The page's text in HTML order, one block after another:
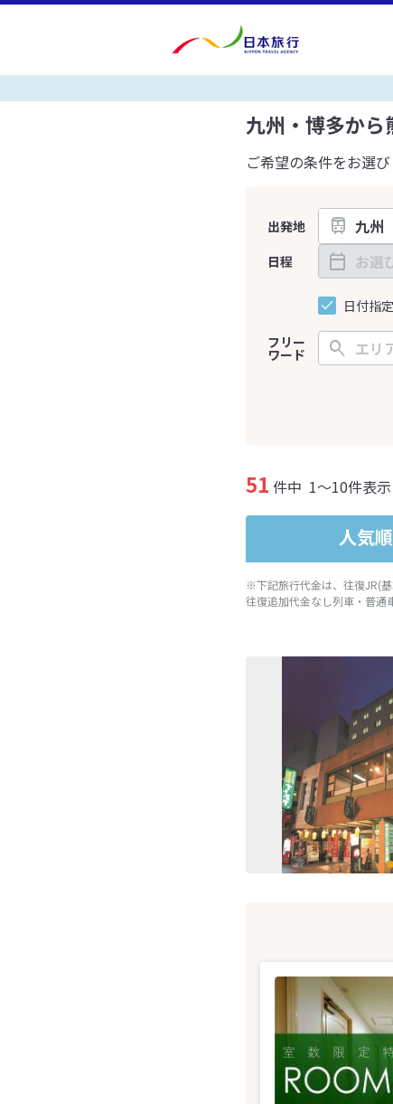
九州・博多か
ご希望の条件をお選
出発地
日程
日付指
フリー
ワード
51 件中 1～10件表示
人気順
※下記旅行代金は、往復JR(基
往復追加代金なし列車・普通